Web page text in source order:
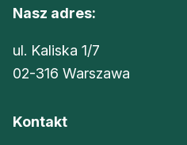
Nasz adres:
ul. Kaliska 1/7
02-316 Warszawa
Kontakt